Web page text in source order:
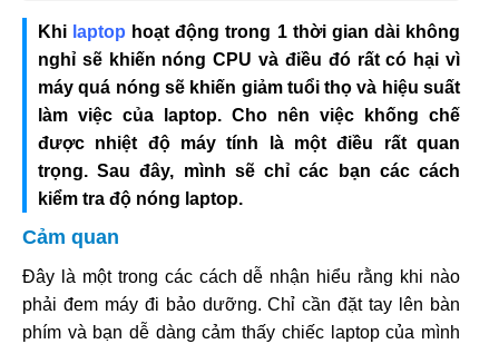
Khi laptop hoạt động trong 1 thời gian dài không
nghỉ sẽ khiến nóng CPU và điều đó rất có hại vì
máy quá nóng sẽ khiến giảm tuổi thọ và hiệu suất
làm việc của laptop. Cho nên việc khống chế
được nhiệt độ máy tính là một điều rất quan
trọng. Sau đây, mình sẽ chỉ các bạn các cách
kiểm tra độ nóng laptop.
Cảm quan
Đây là một trong các cách dễ nhận hiểu rằng khi nào
phải đem máy đi bảo dưỡng. Chỉ cần đặt tay lên bàn
phím và bạn dễ dàng cảm thấy chiếc laptop của mình